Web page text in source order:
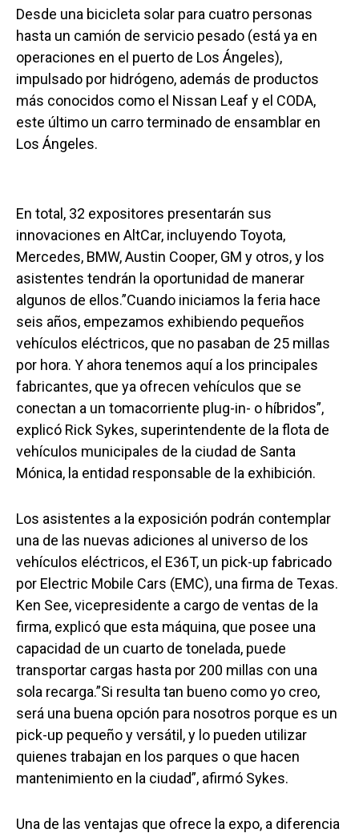
Desde una bicicleta solar para cuatro personas
hasta un camión de servicio pesado (está ya en
operaciones en el puerto de Los Ángeles),
impulsado por hidrógeno, además de productos
más conocidos como el Nissan Leaf y el CODA,
este último un carro terminado de ensamblar en
Los Ángeles.
En total, 32 expositores presentarán sus
innovaciones en AltCar, incluyendo Toyota,
Mercedes, BMW, Austin Cooper, GM y otros, y los
asistentes tendrán la oportunidad de manerar
algunos de ellos.”Cuando iniciamos la feria hace
seis años, empezamos exhibiendo pequeños
vehículos eléctricos, que no pasaban de 25 millas
por hora. Y ahora tenemos aquí a los principales
fabricantes, que ya ofrecen vehículos que se
conectan a un tomacorriente plug-in- o híbridos”,
explicó Rick Sykes, superintendente de la flota de
vehículos municipales de la ciudad de Santa
Mónica, la entidad responsable de la exhibición.
Los asistentes a la exposición podrán contemplar
una de las nuevas adiciones al universo de los
vehículos eléctricos, el E36T, un pick-up fabricado
por Electric Mobile Cars (EMC), una firma de Texas.
Ken See, vicepresidente a cargo de ventas de la
firma, explicó que esta máquina, que posee una
capacidad de un cuarto de tonelada, puede
transportar cargas hasta por 200 millas con una
sola recarga.”Si resulta tan bueno como yo creo,
será una buena opción para nosotros porque es un
pick-up pequeño y versátil, y lo pueden utilizar
quienes trabajan en los parques o que hacen
mantenimiento en la ciudad”, afirmó Sykes.
Una de las ventajas que ofrece la expo, a diferencia